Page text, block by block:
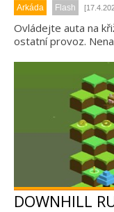
Arkáda Flash
Ovládejte auta na
ostatní provoz.
DOWNHILL